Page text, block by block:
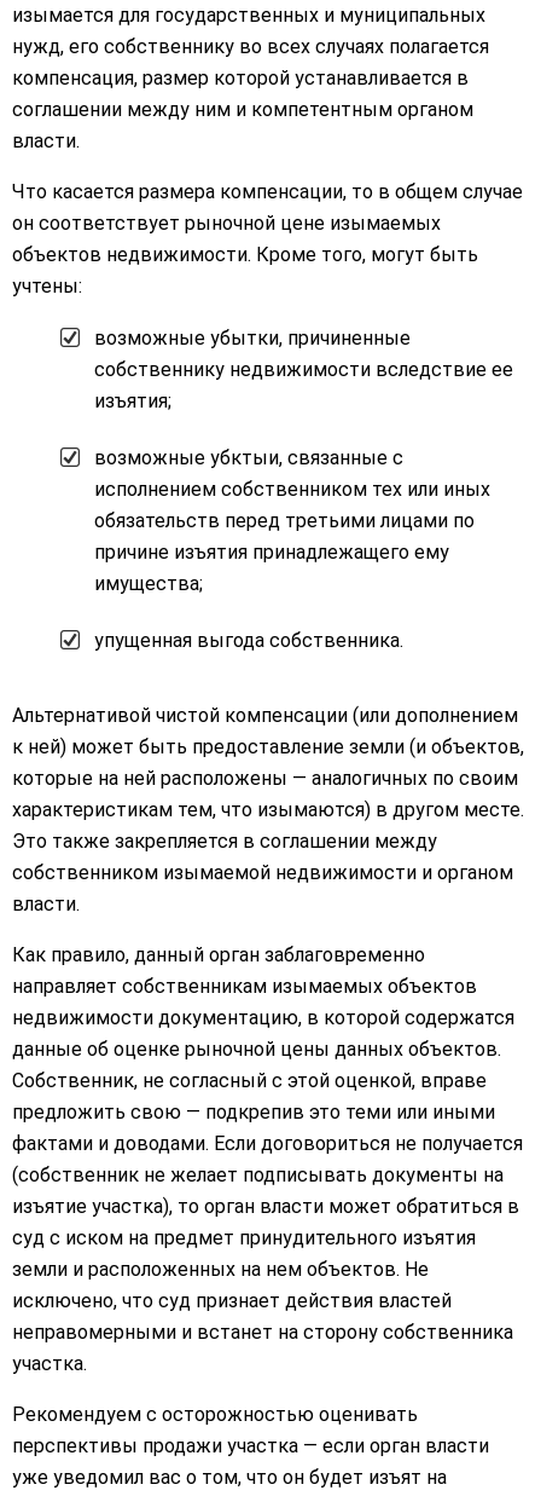
изымается для государственных и муниципальных
нужд, его собственнику во всех случаях полагается
компенсация, размер которой устанавливается в
соглашении между ним и компетентным органом
власти.
Что касается размера компенсации, то в общем случае
он соответствует рыночной цене изымаемых
объектов недвижимости. Кроме того, могут быть
учтены:
возможные убытки, причиненные
собственнику недвижимости вследствие ее
изъятия;
возможные убктыи, связанные с
исполнением собственником тех или иных
обязательств перед третьими лицами по
причине изъятия принадлежащего ему
имущества;
упущенная выгода собственника.
Альтернативой чистой компенсации (или дополнением
к ней) может быть предоставление земли (и объектов,
которые на ней расположены — аналогичных по своим
характеристикам тем, что изымаются) в другом месте.
Это также закрепляется в соглашении между
собственником изымаемой недвижимости и органом
власти.
Как правило, данный орган заблаговременно
направляет собственникам изымаемых объектов
недвижимости документацию, в которой содержатся
данные об оценке рыночной цены данных объектов.
Собственник, не согласный с этой оценкой, вправе
предложить свою — подкрепив это теми или иными
фактами и доводами. Если договориться не получается
(собственник не желает подписывать документы на
изъятие участка), то орган власти может обратиться в
суд с иском на предмет принудительного изъятия
земли и расположенных на нем объектов. Не
исключено, что суд признает действия властей
неправомерными и встанет на сторону собственника
участка.
Рекомендуем с осторожностью оценивать
перспективы продажи участка — если орган власти
уже уведомил вас о том, что он будет изъят на